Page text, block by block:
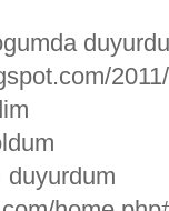
duyurdum